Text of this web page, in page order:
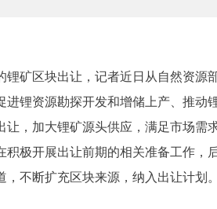
锂矿区块出让，记者近日从自然资源
进锂资源勘探开发和增储上产、推动
让，加大锂矿源头供应，满足市场需
积极开展出让前期的相关准备工作，
，不断扩充区块来源，纳入出让计划